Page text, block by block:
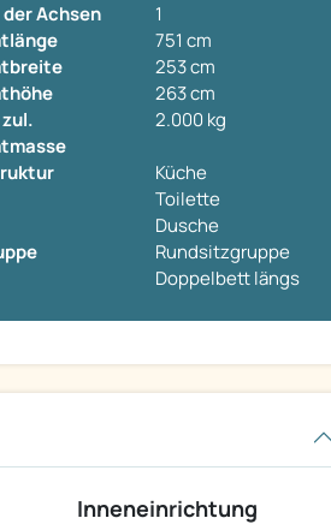
Achsen
1
751 cm
253 cm
263 cm
2.000 kg
Küche
Toilette
Dusche
Rundsitzgruppe
Doppelbett längs
Inneneinrichtung